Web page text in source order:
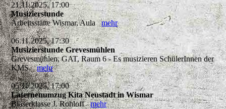
21.11.2025, 17:00
Musizierstunde
Arbeitsstätte Wismar, Aulamehr
06.11.2025, 17:30
Musizierstunde Grevesmühlen
Grevesmühlen, GAT, Raum 6 - Es musizieren SchülerInnen der
KMS.mehr
05.11.2025, 17:00
Laternenumzug Kita Neustadt in Wismar
Bläserklasse J. Rohloffmehr